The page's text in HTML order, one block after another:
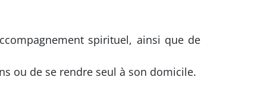
spirituel, ainsi que de
ou de se rendre seul à son domicile.